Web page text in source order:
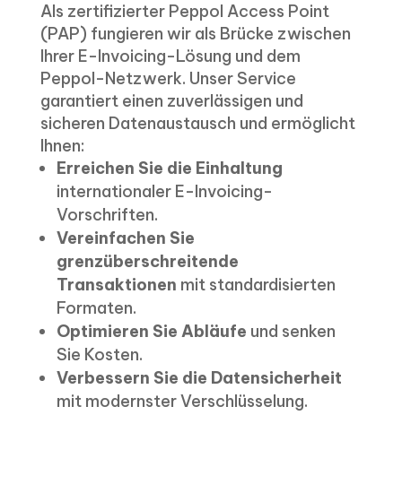
Als zertifizierter Peppol Access Point
(PAP) fungieren wir als Brücke zwischen
Ihrer E-Invoicing-Lösung und dem
Peppol-Netzwerk. Unser Service
garantiert einen zuverlässigen und
sicheren Datenaustausch und ermöglicht
Ihnen:
Erreichen Sie die Einhaltung
internationaler E-Invoicing-
Vorschriften.
Vereinfachen Sie
grenzüberschreitende
Transaktionen mit standardisierten
Formaten.
Optimieren Sie Abläufe und senken
Sie Kosten.
Verbessern Sie die Datensicherheit
mit modernster Verschlüsselung.